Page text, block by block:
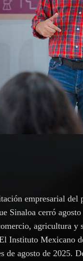
empresarial del
Sinaloa cerró
agricultura y
Instituto Mexicano
de agosto de 2025.